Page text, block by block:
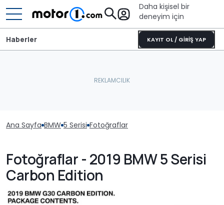
Daha kişisel bir
deneyim için
KAYIT OL / GİRİŞ YAP
Haberler
Ana Sayfa BMW 5 Serisi Fotoğraflar
Fotoğraflar - 2019 BMW 5 Serisi
Carbon Edition